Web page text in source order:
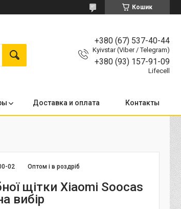
Кошик
+380 (67) 537-40-44
Kyivstar (Viber / Telegram)
+380 (93) 157-91-09
Lifecell
Доставка и оплата Контакты
Оптом і в роздріб
02
щітки Xiaomi Soocas
вибір